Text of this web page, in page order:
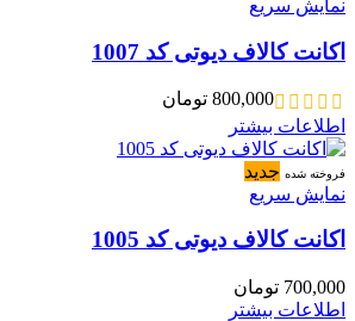
نمایش سریع
اکانت کالاف دیوتی کد 1007
800,000 تومان
اطلاعات بیشتر
فروخته شده جدید
نمایش سریع
اکانت کالاف دیوتی کد 1005
700,000 تومان
اطلاعات بیشتر